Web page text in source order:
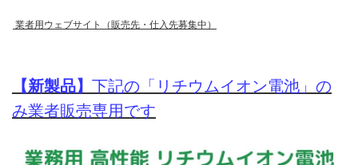
業者用ウェブサイト（販売先・仕入先募集中）
【新製品】 下記の「リチウムイオン電池」の
み業者販売専用です